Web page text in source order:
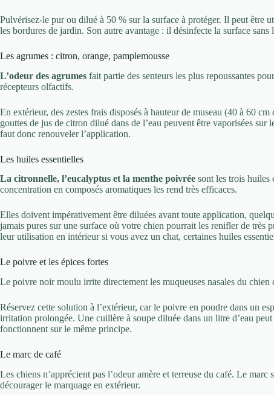
Pulvérisez-le pur ou dilué à 50 % sur la surface à protéger. Il peut être
les bordures de jardin. Son autre avantage : il désinfecte la surface
Les agrumes : citron, orange, pamplemousse
L’odeur des agrumes fait partie des senteurs les plus repoussantes
récepteurs olfactifs.
En extérieur, des zestes frais disposés à hauteur de museau (40 à 60
gouttes de jus de citron dilué dans de l’eau peuvent être vaporisées sur
faut donc renouveler l’application.
Les huiles essentielles
La citronnelle, l’eucalyptus et la menthe poivrée sont les trois huiles
concentration en composés aromatiques les rend très efficaces.
Elles doivent impérativement être diluées avant toute application,
jamais pures sur une surface où votre chien pourrait les renifler de très
leur utilisation en intérieur si vous avez un chat, certaines huiles
Le poivre et les épices fortes
Le poivre noir moulu irrite directement les muqueuses nasales du chien
Réservez cette solution à l’extérieur, car le poivre en poudre dans un
irritation prolongée. Une cuillère à soupe diluée dans un litre d’eau
fonctionnent sur le même principe.
Le marc de café
Les chiens n’apprécient pas l’odeur amère et terreuse du café. Le
décourager le marquage en extérieur.